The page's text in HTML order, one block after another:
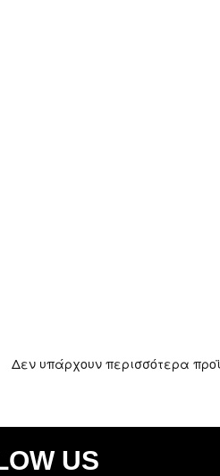
Δεν υπάρχουν περισσότερα
US